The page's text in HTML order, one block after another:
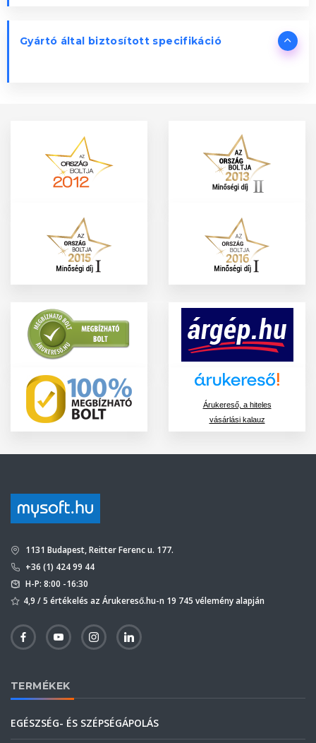
Gyártó által biztosított specifikáció
Árukereső, a hiteles
vásárlási kalauz
1131 Budapest, Reitter Ferenc u. 177.
+36 (1) 424 99 44
H-P: 8:00 -16:30
4,9 / 5 értékelés az Árukereső.hu-n 19 745 vélemény alapján
TERMÉKEK
EGÉSZSÉG- ÉS SZÉPSÉGÁPOLÁS